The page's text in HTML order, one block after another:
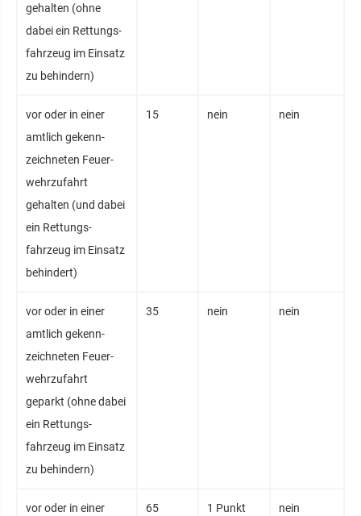
gehalten (ohne
dabei ein Rettungs­
fahrzeug im Einsatz
zu behindern)
vor oder in einer
amtlich gekenn­
zeichneten Feuer­
wehrzufahrt
gehalten (und dabei
ein Rettungs­
fahrzeug im Einsatz
behindert)
15 nein nein
vor oder in einer
amtlich gekenn­
zeichneten Feuer­
wehrzufahrt
geparkt (ohne dabei
ein Rettungs­
fahrzeug im Einsatz
zu behindern)
35 nein nein
vor oder in einer
65 1 Punkt nein